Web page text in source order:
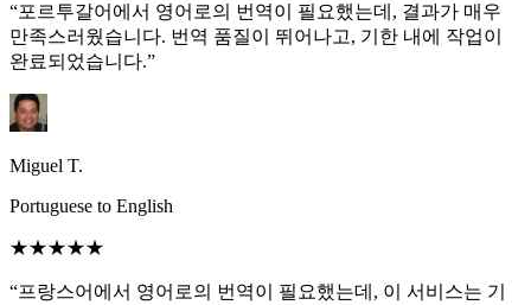
“포르투갈어에서 영어로의 번역이 필요했는데, 결과가 매우
만족스러웠습니다. 번역 품질이 뛰어나고, 기한 내에 작업이
완료되었습니다.”
Miguel T.
Portuguese to English
★★★★★
“프랑스어에서 영어로의 번역이 필요했는데, 이 서비스는 기